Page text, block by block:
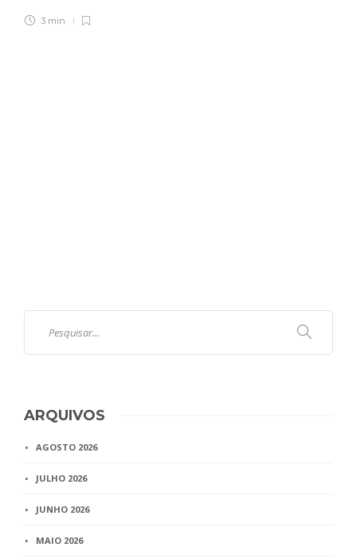
3 min
ARQUIVOS
AGOSTO 2026
JULHO 2026
JUNHO 2026
MAIO 2026